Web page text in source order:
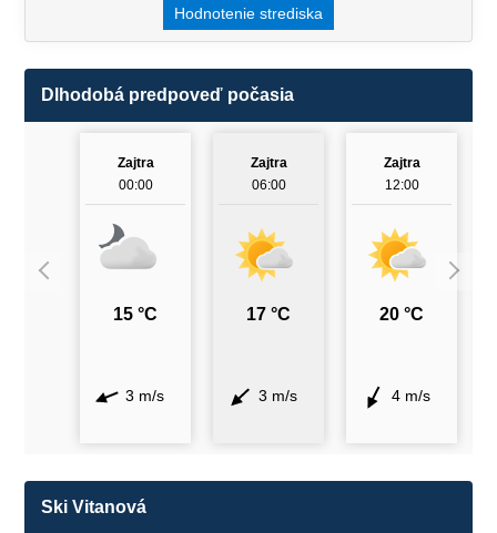
Hodnotenie strediska
Dlhodobá predpoveď počasia
Zajtra
00:00
15 °C
3 m/s
Zajtra
06:00
17 °C
3 m/s
Zajtra
12:00
20 °C
4 m/s
Ski Vitanová